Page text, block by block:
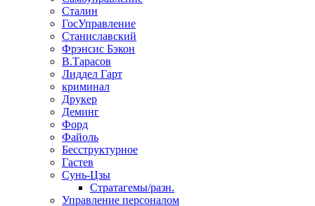
Сталин
ГосУправление
Станиславский
Фрэнсис Бэкон
В.Тарасов
Лиддел Гарт
криминал
Друкер
Деминг
Форд
Файоль
Бесструктурное
Гастев
Сунь-Цзы
Стратагемы/разн.
Управление персоналом